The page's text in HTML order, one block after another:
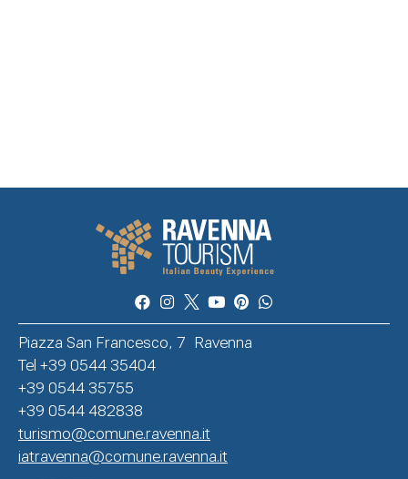
Piazza San Francesco, 7 Ravenna
Tel +39 0544 35404
+39 0544 35755
+39 0544 482838
turismo@comune.ravenna.it
iatravenna@comune.ravenna.it